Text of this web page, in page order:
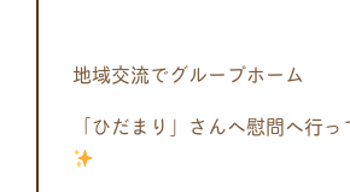
地域交流でグループホーム
「ひだまり」さんへ慰問へ行